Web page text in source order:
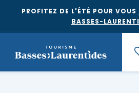
PROFITEZ DE L'ÉTÉ POUR VOUS
BASSES-